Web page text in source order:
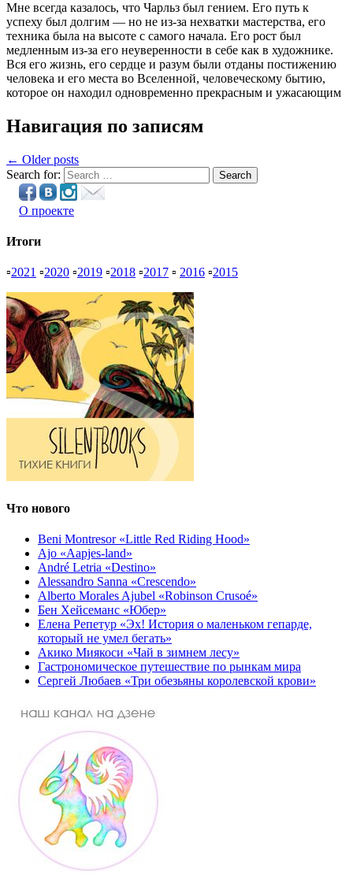
Мне всегда казалось, что Чарльз был гением. Его путь к
успеху был долгим — но не из-за нехватки мастерства, его
техника была на высоте с самого начала. Его рост был
медленным из-за его неуверенности в себе как в художнике.
Вся его жизнь, его сердце и разум были отданы постижению
человека и его места во Вселенной, человеческому бытию,
которое он находил одновременно прекрасным и ужасающим
Навигация по записям
← Older posts
Search for:
Search
О проекте
Итоги
▫2021 ▫2020 ▫2019 ▫2018 ▫2017 ▫ 2016 ▫2015
Что нового
Beni Montresor «Little Red Riding Hood»
Ajo «Aapjes-land»
André Letria «Destino»
Alessandro Sanna «Crescendo»
Alberto Morales Ajubel «Robinson Crusoé»
Бен Хейсеманс «Юбер»
Елена Репетур «Эх! История о маленьком гепарде,
который не умел бегать»
Акико Миякоси «Чай в зимнем лесу»
Гастрономическое путешествие по рынкам мира
Сергей Любаев «Три обезьяны королевской крови»